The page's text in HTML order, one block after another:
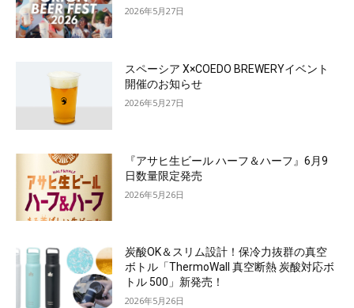
2026年5月27日
スペーシア X×COEDO BREWERYイベント
開催のお知らせ
2026年5月27日
『アサヒ生ビール ハーフ＆ハーフ』6月9
日数量限定発売
2026年5月26日
炭酸OK＆スリム設計！保冷力抜群の真空
ボトル「ThermoWall 真空断熱 炭酸対応ボ
トル 500」新発売！
2026年5月26日